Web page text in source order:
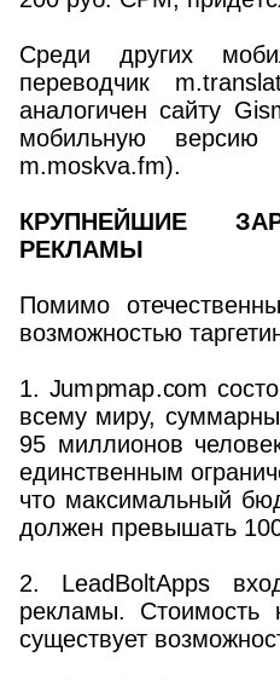
Среди других
переводчик
аналогичен сайту
мобильную версию
m.moskva.fm).
КРУПНЕЙШИЕ
РЕКЛАМЫ
Помимо
возможностью
1. Jumpmap.com
всему миру,
95 миллионов
единственным
что максимальный
должен превышать
2. LeadBoltApps
рекламы. Стоимость
существует